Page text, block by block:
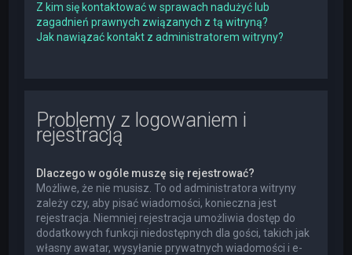
Z kim się kontaktować w sprawach nadużyć lub
zagadnień prawnych związanych z tą witryną?
Jak nawiązać kontakt z administratorem witryny?
Problemy z logowaniem i
rejestracją
Dlaczego w ogóle muszę się rejestrować?
Możliwe, że nie musisz. To od administratora witryny
zależy czy, aby pisać wiadomości, konieczna jest
rejestracja. Niemniej rejestracja umożliwia dostęp do
dodatkowych funkcji niedostępnych dla gości, takich jak
własny awatar, wysyłanie prywatnych wiadomości i e-